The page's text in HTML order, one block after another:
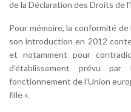
de la Déclaration des Droits de
Pour mémoire, la conformité
son introduction en 2012
et notamment pour
d’établissement prévu
fonctionnement de l’Union
fille ».